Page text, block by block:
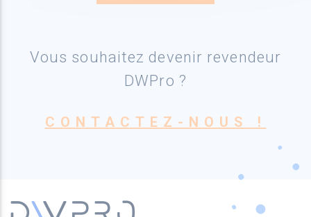
Vous souhaitez devenir revendeur
DWPro ?
CONTACTEZ-NOUS !